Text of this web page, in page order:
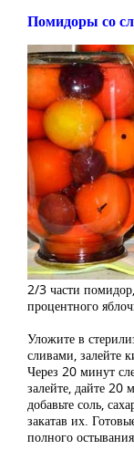
Помидоры со
2/3 части
процентного
Уложите в
сливами, залейте
Через 20 минут
залейте, дайте 20
добавьте соль,
закатав их.
полного